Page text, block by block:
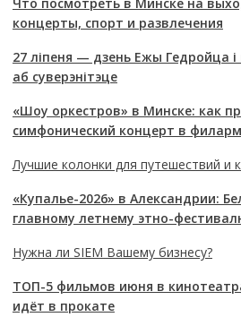
концерты, спорт и развлечения
27 ліпеня — дзень Ежы Гедройца і
аб суверэнітэце
«Шоу оркестров» в Минске: как
симфонический концерт в
Лучшие колонки для путешествий и
«Купалье-2026» в Александрии:
главному летнему этно-
Нужна ли SIEM Вашему бизнесу?
ТОП-5 фильмов июня в
идёт в прокате